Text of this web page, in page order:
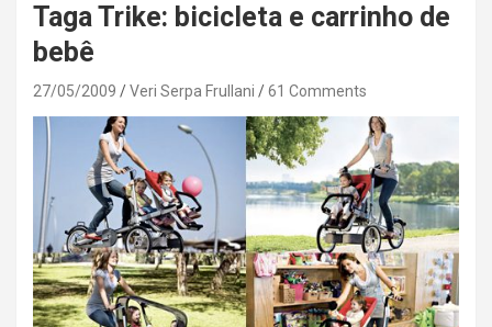
Taga Trike: bicicleta e carrinho de
bebê
27/05/2009 Veri Serpa Frullani 61 Comments